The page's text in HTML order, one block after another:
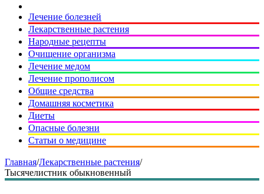
Лечение болезней
Лекарственные растения
Народные рецепты
Очищение организма
Лечение медом
Лечение прополисом
Общие средства
Домашняя косметика
Диеты
Опасные болезни
Статьи о медицине
Главная/Лекарственные растения/
Тысячелистник обыкновенный